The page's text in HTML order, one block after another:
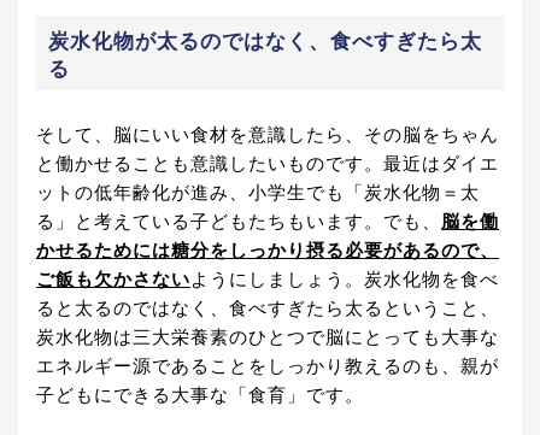
炭水化物が太るのではなく、食べすぎたら太
る
そして、脳にいい食材を意識したら、その脳をちゃん
と働かせることも意識したいものです。最近はダイエ
ットの低年齢化が進み、小学生でも「炭水化物＝太
る」と考えている子どもたちもいます。でも、 脳を働
かせるためには糖分をしっかり摂る必要があるので、
ご飯も欠かさないようにしましょう。炭水化物を食べ
ると太るのではなく、食べすぎたら太るということ、
炭水化物は三大栄養素のひとつで脳にとっても大事な
エネルギー源であることをしっかり教えるのも、親が
子どもにできる大事な「食育」です。